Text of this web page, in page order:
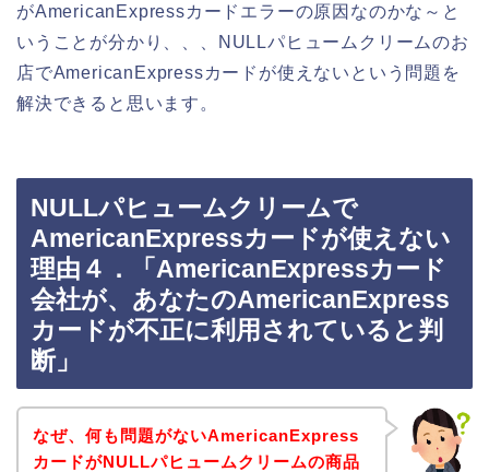
がAmericanExpressカードエラーの原因なのかな～と
いうことが分かり、、、NULLパヒュームクリームのお
店でAmericanExpressカードが使えないという問題を
解決できると思います。
NULLパヒュームクリームで
AmericanExpressカードが使えない
理由４．「AmericanExpressカード
会社が、あなたのAmericanExpress
カードが不正に利用されていると判
断」
なぜ、何も問題がないAmericanExpress
カードがNULLパヒュームクリームの商品